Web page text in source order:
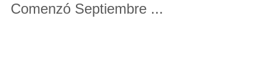
Comenzó Septiembre ...